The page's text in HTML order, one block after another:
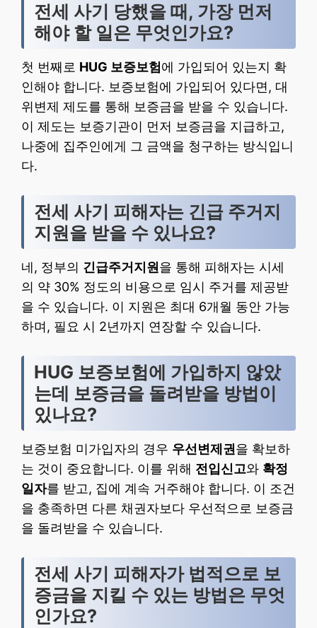
전세 사기 당했을 때, 가장 먼저
해야 할 일은 무엇인가요?
첫 번째로 HUG 보증보험에 가입되어 있는지 확
인해야 합니다. 보증보험에 가입되어 있다면, 대
위변제 제도를 통해 보증금을 받을 수 있습니다.
이 제도는 보증기관이 먼저 보증금을 지급하고,
나중에 집주인에게 그 금액을 청구하는 방식입니
다.
전세 사기 피해자는 긴급 주거지
지원을 받을 수 있나요?
네, 정부의 긴급주거지원을 통해 피해자는 시세
의 약 30% 정도의 비용으로 임시 주거를 제공받
을 수 있습니다. 이 지원은 최대 6개월 동안 가능
하며, 필요 시 2년까지 연장할 수 있습니다.
HUG 보증보험에 가입하지 않았
는데 보증금을 돌려받을 방법이
있나요?
보증보험 미가입자의 경우 우선변제권을 확보하
는 것이 중요합니다. 이를 위해 전입신고와 확정
일자를 받고, 집에 계속 거주해야 합니다. 이 조건
을 충족하면 다른 채권자보다 우선적으로 보증금
을 돌려받을 수 있습니다.
전세 사기 피해자가 법적으로 보
증금을 지킬 수 있는 방법은 무엇
인가요?